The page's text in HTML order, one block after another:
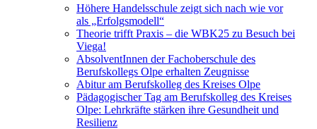
Höhere Handelsschule zeigt sich nach wie vor
als „Erfolgsmodell“
Theorie trifft Praxis – die WBK25 zu Besuch bei
Viega!
AbsolventInnen der Fachoberschule des
Berufskollegs Olpe erhalten Zeugnisse
Abitur am Berufskolleg des Kreises Olpe
Pädagogischer Tag am Berufskolleg des Kreises
Olpe: Lehrkräfte stärken ihre Gesundheit und
Resilienz